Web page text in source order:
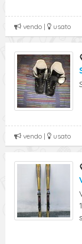
vendo | usato
vendo | usato